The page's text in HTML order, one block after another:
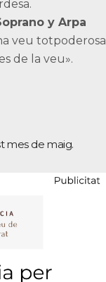
y Arpa
veu totpoderosa
de la veu».
mes de maig.